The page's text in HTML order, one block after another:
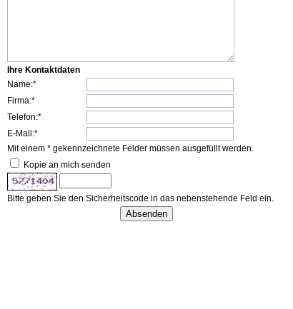
Ihre Kontaktdaten
Name:*
Firma:*
Telefon:*
E-Mail:*
Mit einem * gekennzeichnete Felder müssen ausgefüllt werden.
Kopie an mich senden
Bitte geben Sie den Sicherheitscode in das nebenstehende Feld ein.